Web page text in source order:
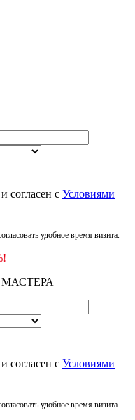
согласен с Условиями
удобное время визита.
согласен с Условиями
удобное время визита.